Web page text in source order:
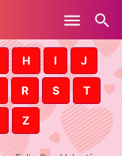
H I J
R S T
Z